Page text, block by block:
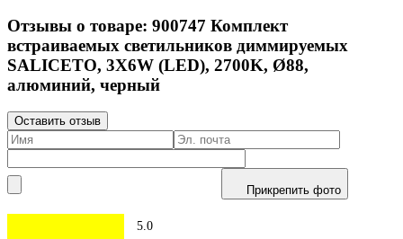
Отзывы о товаре: 900747 Комплект
встраиваемых светильников диммируемых
SALICETO, 3X6W (LED), 2700K, Ø88,
алюминий, черный
Оставить отзыв
Прикрепить фото
5.0